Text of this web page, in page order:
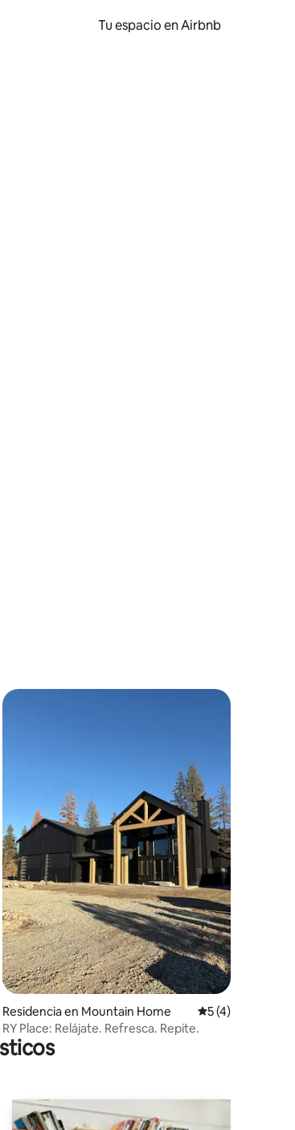
Tu espacio en Airbnb
la pantalla.
promedio: 5 de 5; 55 evaluaciones
Residencia en Mountain Home Calificación
5 (4)
RY Place: Relájate. Refresca. Repite.